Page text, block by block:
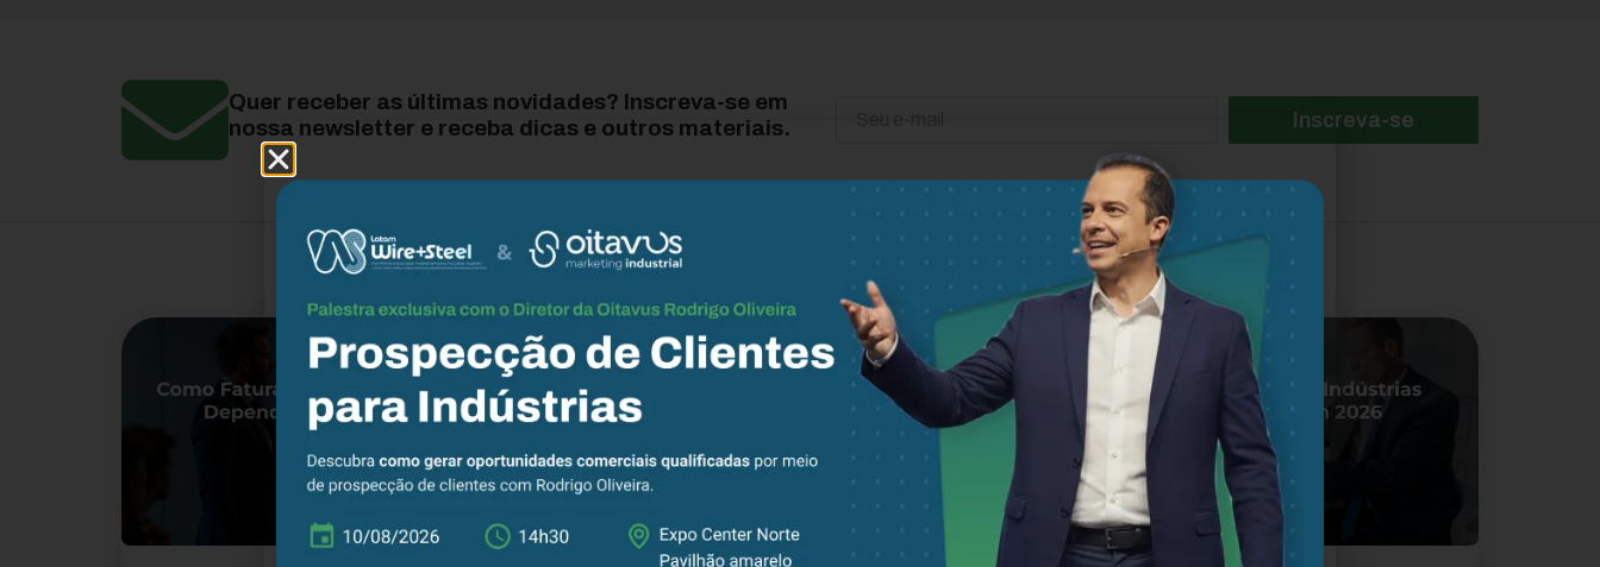
Quer receber as últimas novidades? Inscreva-se em
nossa newsletter e receba dicas e outros materiais.
Inscreva-se
Descubra mais